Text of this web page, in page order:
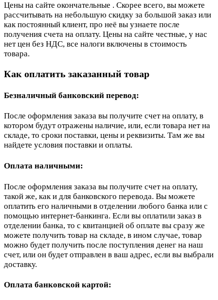
Цены на сайте окончательные . Скорее всего, вы можете
рассчитывать на небольшую скидку за большой заказ или
как постоянный клиент, про неё вы узнаете после
получения счета на оплату. Цены на сайте честные, у нас
нет цен без НДС, все налоги включены в стоимость
товара.
Как оплатить заказанный товар
Безналичный банковский перевод:
После оформления заказа вы получите счет на оплату, в
котором будут отражены наличие, или, если товара нет на
складе, то сроки поставки, цены и реквизиты. Там же вы
найдете условия поставки и оплаты.
Оплата наличными:
После оформления заказа вы получите счет на оплату,
такой же, как и для банковского перевода. Вы можете
оплатить его наличными в отделении любого банка или с
помощью интернет-банкинга. Если вы оплатили заказ в
отделении банка, то с квитанцией об оплате вы сразу же
можете получить товар на складе, в ином случае, товар
можно будет получить после поступления денег на наш
счет, или он будет отправлен в ваш адрес, если вы выбрали
доставку.
Оплата банковской картой: